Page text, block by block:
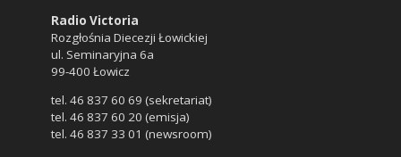
Radio Victoria
Rozgłośnia Diecezji Łowickiej
ul. Seminaryjna 6a
99-400 Łowicz
tel. 46 837 60 69 (sekretariat)
tel. 46 837 60 20 (emisja)
tel. 46 837 33 01 (newsroom)